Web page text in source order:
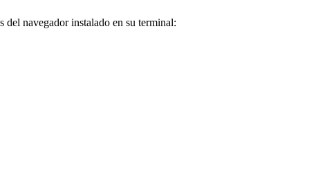
navegador instalado en su terminal: